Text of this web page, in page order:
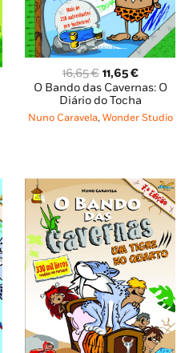
16,65€ O
preço
original
era:
11,65€O
preço
atual
é:
O Bando das Cavernas: O
Diário do Tocha
Nuno Caravela, Wonder Studio